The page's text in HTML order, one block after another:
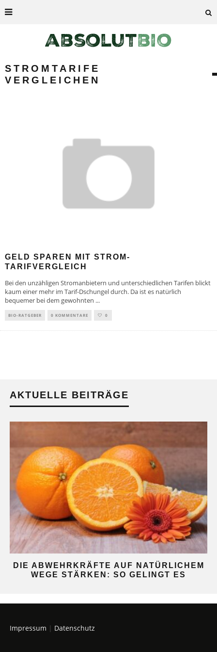
STROMTARIFE
VERGLEICHEN
GELD SPAREN MIT STROM-
TARIFVERGLEICH
Bei den unzähligen Stromanbietern und unterschiedlichen Tarifen blickt
kaum einer mehr im Tarif-Dschungel durch. Da ist es natürlich
bequemer bei dem gewohnten ...
BIO-RATGEBER 0 KOMMENTARE 0
AKTUELLE BEITRÄGE
DIE ABWEHRKRÄFTE AUF NATÜRLICHEM
WEGE STÄRKEN: SO GELINGT ES
Impressum | Datenschutz